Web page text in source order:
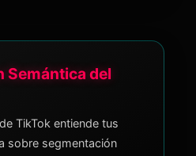
Semántica del
TikTok entiende tus
sobre segmentación